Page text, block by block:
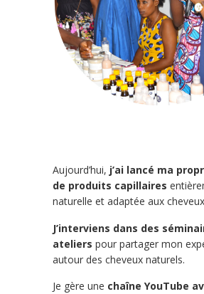
Aujourd’hui, j’ai lancé ma
de produits capillaires
naturelle et adaptée aux
J’interviens dans des
ateliers pour partager mon
autour des cheveux naturels.
Je gère une chaîne YouTube